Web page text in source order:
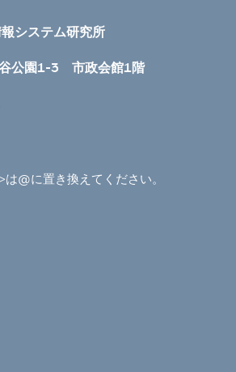
システム研究所
公園1-3 市政会館1階
@に置き換えてください。